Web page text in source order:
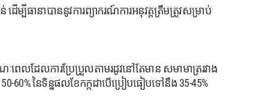
ម្បីធានាបាននូវការព្យាករណ៍ការអនុវត្តត្រឹមត្រូវសម្រាប់
េលដែលការប្រែប្រួលតាមរដូវនៅតែមាន សមាមាត្ររវាង
60% នៃទិន្នផលខែកក្កដាបើប្រៀបធៀបទៅនឹង 35-45%